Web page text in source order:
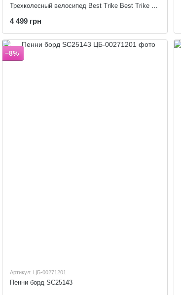
Трехколесный велосипед Best Trike Best Trike 6088 F – 714-96
4 499 грн
−8%
Артикул: ЦБ-00271201
Пенни борд SC25143